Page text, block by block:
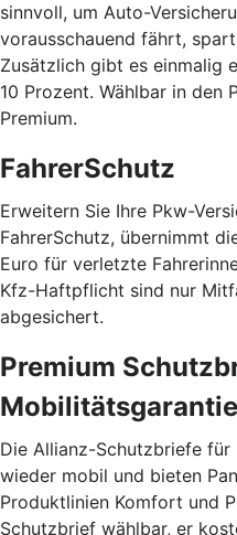
sinnvoll, um Auto-
vorausschauend fährt,
Zusätzlich gibt es einmalig
10 Prozent. Wählbar in den
Premium.
FahrerSchutz
Erweitern Sie Ihre Pkw-
FahrerSchutz, übernimmt
Euro für verletzte
Kfz-Haftpflicht sind nur
abgesichert.
Premium
Mobilitätsgarantie
Die Allianz-Schutzbriefe für
wieder mobil und bieten
Produktlinien Komfort und
Schutzbrief wählbar, er